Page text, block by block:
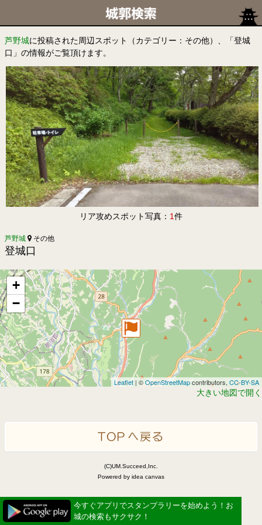
芦野城に投稿された周辺スポット（カテゴリー：その他）、「登城
口」の情報がご覧頂けます。
リア攻めスポット写真： 1件
芦野城 その他
登城口
+
−
Leaflet | ©OpenStreetMapcontributors, CC-BY-SA
大きい地図で開く
(C)UM.Succeed,Inc.
Powered by idea canvas
今すぐアプリでスタンプラリーを始めよう！お
城の検索もサクサク！